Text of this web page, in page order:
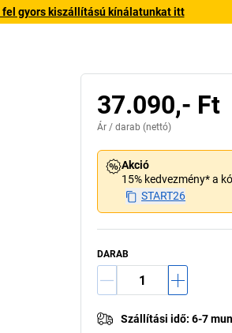
fel gyors kiszállítású kínálatunkat itt
37.090,- Ft
Ár / darab (nettó)
Akció
15% kedvezmény* a
START26
DARAB
Szállítási idő: 6-7